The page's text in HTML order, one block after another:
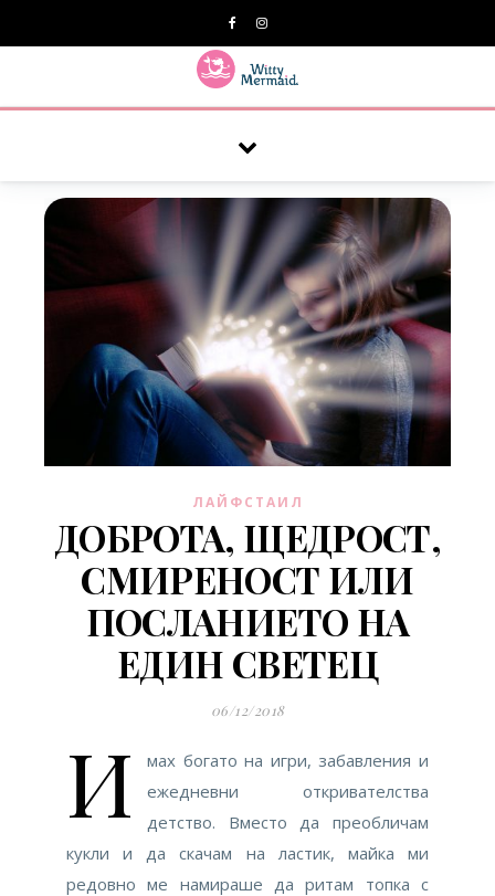
ЛАЙФСТАИЛ
ДОБРОТА, ЩЕДРОСТ,
СМИРЕНОСТ ИЛИ
ПОСЛАНИЕТО НА
ЕДИН СВЕТЕЦ
06/12/2018
И
мах богато на игри, забавления и
ежедневни откривателства
детство. Вместо да преобличам
кукли и да скачам на ластик, майка ми
редовно ме намираше да ритам топка с